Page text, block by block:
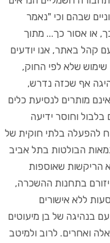
שבהם וכי "נאמר
או אסור כך... מתוך
קהל באתר, אנו יודעים
שימוש שלא לפי החוק,
אף שכזה נדרש,
מותרים לנסיעת כלים
בלבול וחוסר ידיעה
להפעלה בלתי חוקית של
הבולטות בתל אביב
הריקשות שאוספות
בתחנות ההשכרה,
ללא אישורים
בנהיגה של בן מיעוטים
ואחרים. לרוב ולמיטב